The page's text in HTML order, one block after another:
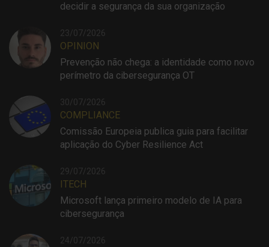
decidir a segurança da sua organização
23/07/2026
OPINION
Prevenção não chega: a identidade como novo
perímetro da cibersegurança OT
30/07/2026
COMPLIANCE
Comissão Europeia publica guia para facilitar
aplicação do Cyber Resilience Act
29/07/2026
ITECH
Microsoft lança primeiro modelo de IA para
cibersegurança
24/07/2026